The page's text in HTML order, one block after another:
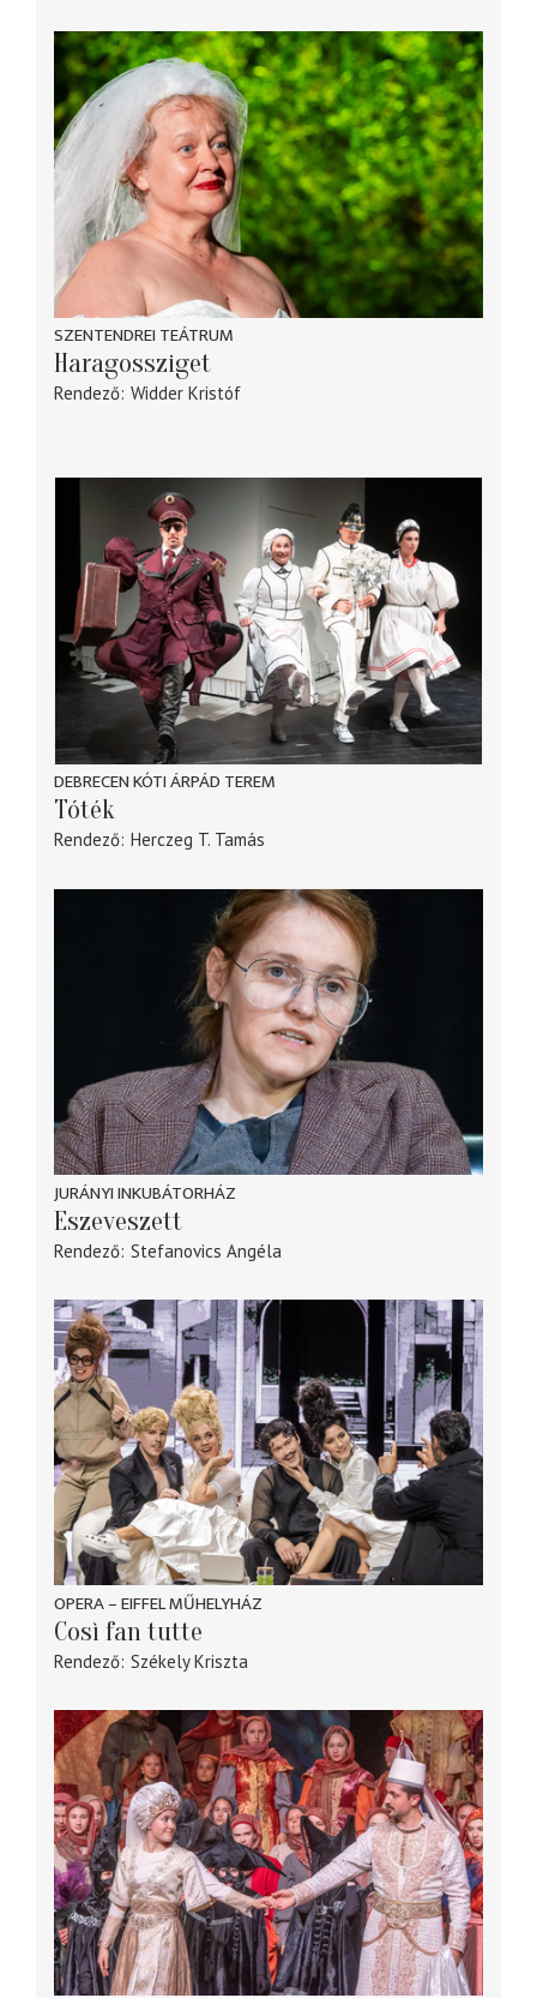
SZENTENDREI TEÁTRUM
Haragossziget
Rendező Widder Kristóf
DEBRECEN KÓTI ÁRPÁD TEREM
Tóték
Rendező Herczeg T. Tamás
JURÁNYI INKUBÁTORHÁZ
Eszeveszett
Rendező Stefanovics Angéla
OPERA – EIFFEL MŰHELYHÁZ
Così fan tutte
Rendező Székely Kriszta